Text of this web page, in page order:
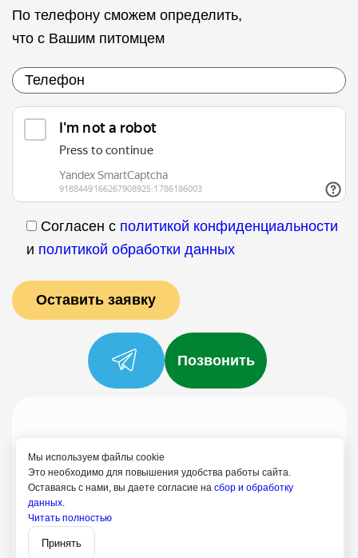
По телефону сможем определить,
что с Вашим питомцем
Согласен с политикой конфиденциальности
и политикой обработки данных
Мы используем файлы cookie
Это необходимо для повышения удобства работы сайта.
Оставаясь с нами, вы даете согласие на сбор и обработку
данных.
Читать полностью
Принять
Позвонить
Политика конфиденциальности
Согласие на обработку
8 (499) 113-80-28
Хотьково